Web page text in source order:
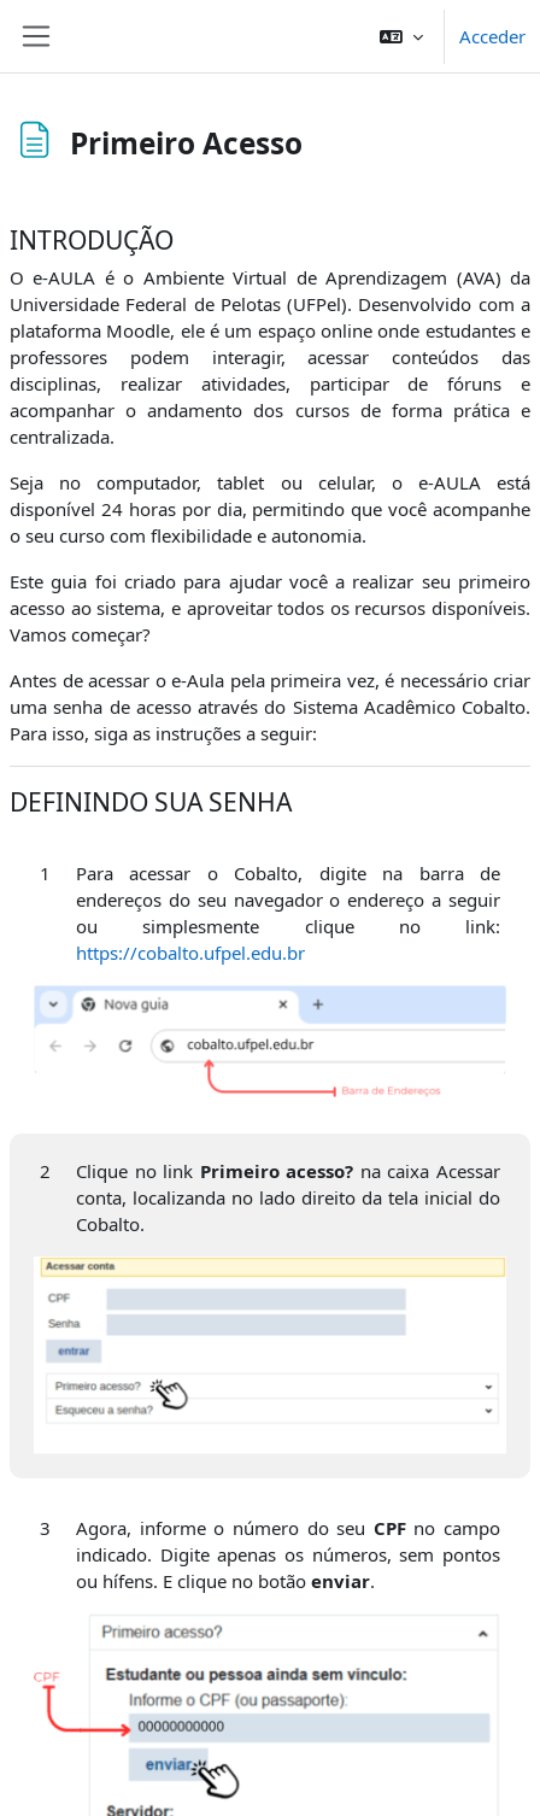
Acceder
Primeiro Acesso
INTRODUÇÃO
O e-AULA é o Ambiente Virtual de Aprendizagem (AVA) da
Universidade Federal de Pelotas (UFPel). Desenvolvido com a
plataforma Moodle, ele é um espaço online onde estudantes e
professores podem interagir, acessar conteúdos das
disciplinas, realizar atividades, participar de fóruns e
acompanhar o andamento dos cursos de forma prática e
centralizada.
Seja no computador, tablet ou celular, o e-AULA está
disponível 24 horas por dia, permitindo que você acompanhe
o seu curso com flexibilidade e autonomia.
Este guia foi criado para ajudar você a realizar seu primeiro
acesso ao sistema, e aproveitar todos os recursos disponíveis.
Vamos começar?
Antes de acessar o e-Aula pela primeira vez, é necessário criar
uma senha de acesso através do Sistema Acadêmico Cobalto.
Para isso, siga as instruções a seguir:
DEFININDO SUA SENHA
1
Para acessar o Cobalto, digite na barra de
endereços do seu navegador o endereço a seguir
ou simplesmente clique no link:
https://cobalto.ufpel.edu.br
2 Clique no link Primeiro acesso? na caixa Acessar
conta, localizanda no lado direito da tela inicial do
Cobalto.
3 Agora, informe o número do seu CPFno campo
indicado. Digite apenas os números, sem pontos
ou hífens. E clique no botão enviar.